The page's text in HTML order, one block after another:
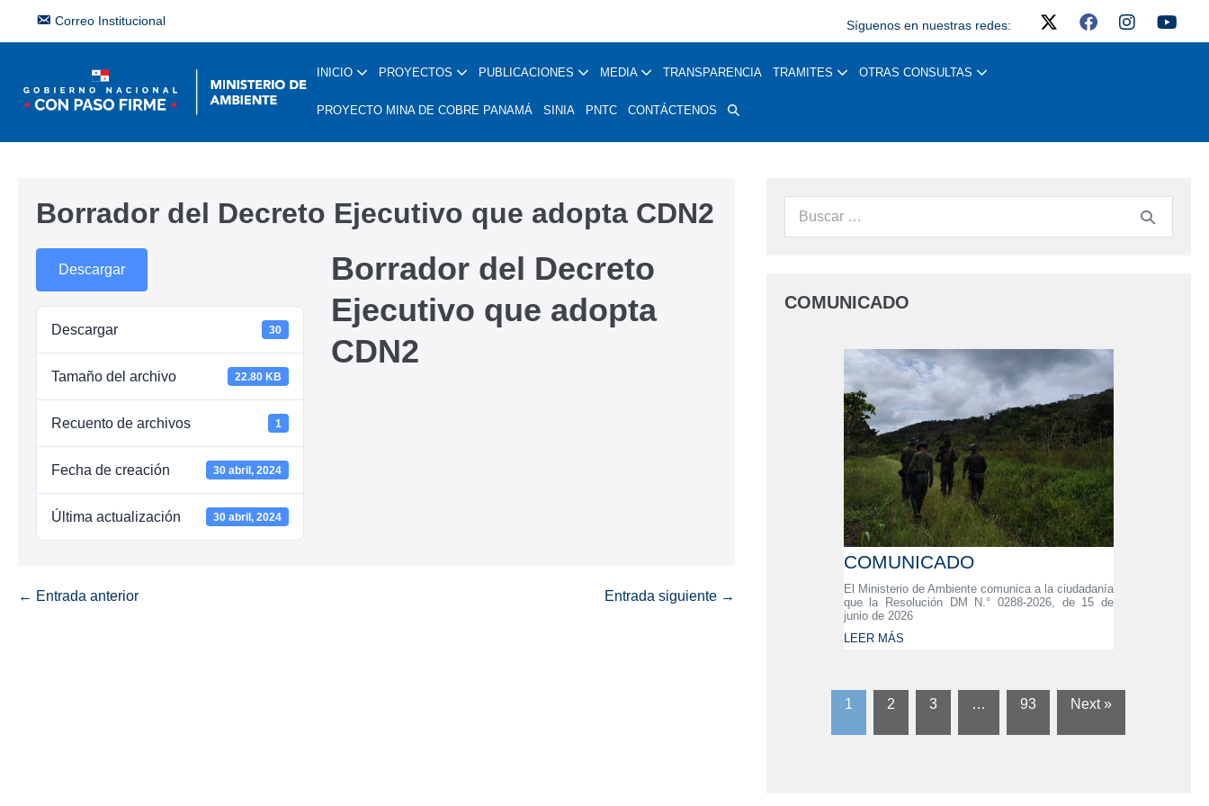
Correo Institucional Síguenos en nuestras redes:
INICIO PROYECTOS PUBLICACIONES MEDIA TRANSPARENCIA TRAMITES OTRAS CONSULTAS
PROYECTO MINA DE COBRE PANAMÁ SINIA PNTC CONTÁCTENOS
Borrador del Decreto Ejecutivo que adopta CDN2
Descargar
Descargar 30
Tamaño del archivo 22.80 KB
Recuento de archivos 1
Fecha de creación 30 abril, 2024
Última actualización 30 abril, 2024
Borrador del Decreto
Ejecutivo que adopta
CDN2
← Entrada anterior Entrada siguiente →
COMUNICADO
COMUNICADO
El Ministerio de Ambiente comunica a la ciudadanía
que la Resolución DM N.° 0288-2026, de 15 de
junio de 2026
LEER MÁS
1 2 3 … 93 Next »